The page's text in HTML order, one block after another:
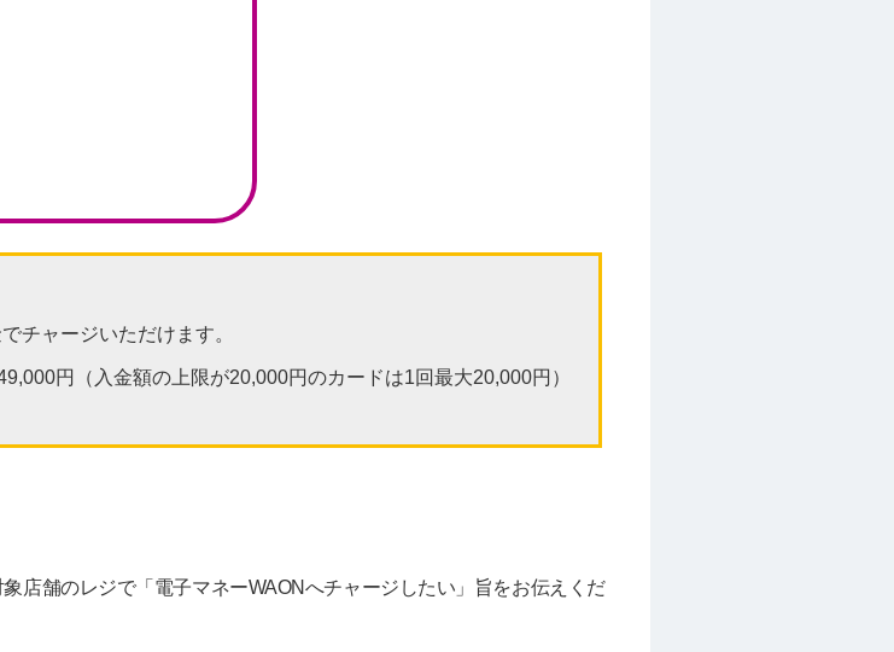
チャージいただけます。
円（入金額の上限が20,000円のカードは1回最大20,000円）
店舗のレジで「電子マネーWAONへチャージしたい」旨をお伝えくだ